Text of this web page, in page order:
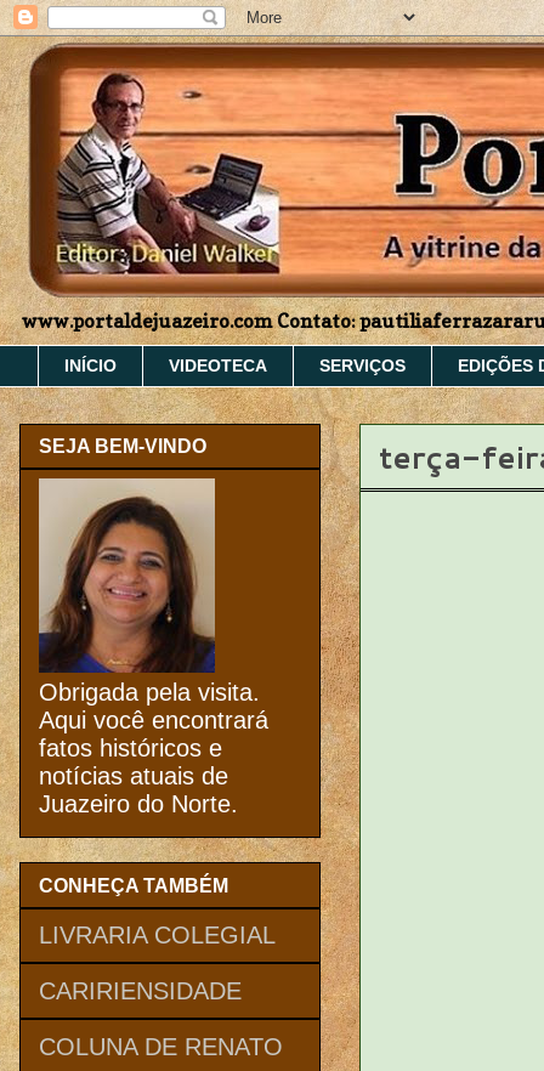
www.portaldejuazeiro.com Contato:
INÍCIO VIDEOTECA SERVIÇOS EDIÇÕES
terça-
SEJA BEM-VINDO
Obrigada pela visita.
Aqui você encontrará
fatos históricos e
notícias atuais de
Juazeiro do Norte.
CONHEÇA TAMBÉM
LIVRARIA COLEGIAL
CARIRIENSIDADE
COLUNA DE RENATO